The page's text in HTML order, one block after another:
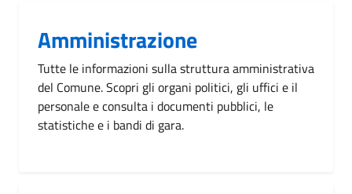
Amministrazione
Tutte le informazioni sulla struttura amministrativa
del Comune. Scopri gli organi politici, gli uffici e il
personale e consulta i documenti pubblici, le
statistiche e i bandi di gara.